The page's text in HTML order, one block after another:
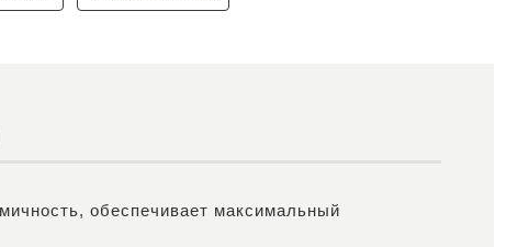
обеспечивает максимальный